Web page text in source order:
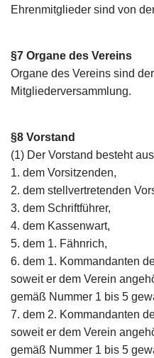
Ehrenmitglieder sind von
§7 Organe des Vereins
Organe des Vereins sind
Mitgliederversammlung.
§8 Vorstand
(1) Der Vorstand besteht
1. dem Vorsitzenden,
2. dem stellvertretenden
3. dem Schriftführer,
4. dem Kassenwart,
5. dem 1. Fähnrich,
6. dem 1. Kommandanten
soweit er dem Verein
gemäß Nummer 1 bis 5
7. dem 2. Kommandanten
soweit er dem Verein
gemäß Nummer 1 bis 5